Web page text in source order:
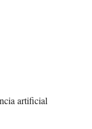
artificial